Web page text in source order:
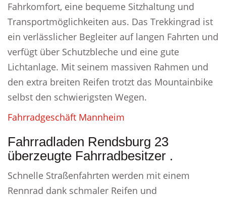
Fahrkomfort, eine bequeme Sitzhaltung und
Transportmöglichkeiten aus. Das Trekkingrad ist
ein verlässlicher Begleiter auf langen Fahrten und
verfügt über Schutzbleche und eine gute
Lichtanlage. Mit seinem massiven Rahmen und
den extra breiten Reifen trotzt das Mountainbike
selbst den schwierigsten Wegen.
Fahrradgeschäft Mannheim
Fahrradladen Rendsburg 23
überzeugte Fahrradbesitzer .
Schnelle Straßenfahrten werden mit einem
Rennrad dank schmaler Reifen und